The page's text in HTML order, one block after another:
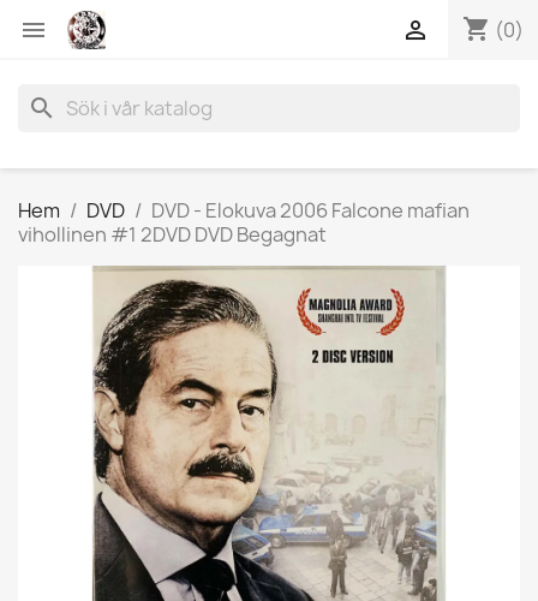
 shopping_cart (0)

search
Hem DVD
DVD - Elokuva 2006 Falcone mafian
vihollinen #1 2DVD DVD Begagnat